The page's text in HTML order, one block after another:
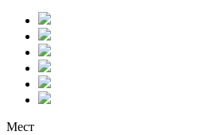
Мест